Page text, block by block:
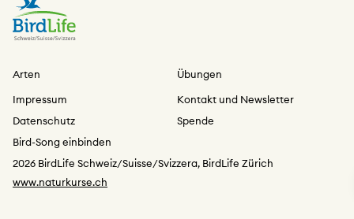
Arten
Übungen
Impressum
Kontakt und Newsletter
Datenschutz
Spende
Bird-Song einbinden
2026 BirdLife Schweiz/Suisse/Svizzera, BirdLife Zürich
www.naturkurse.ch